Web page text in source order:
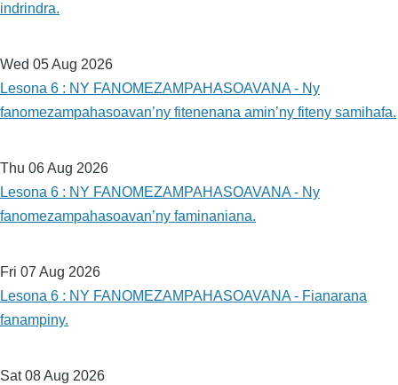
indrindra.
Wed 05 Aug 2026
Lesona 6 : NY FANOMEZAMPAHASOAVANA - Ny
fanomezampahasoavan’ny fitenenana amin’ny fiteny samihafa.
Thu 06 Aug 2026
Lesona 6 : NY FANOMEZAMPAHASOAVANA - Ny
fanomezampahasoavan’ny faminaniana.
Fri 07 Aug 2026
Lesona 6 : NY FANOMEZAMPAHASOAVANA - Fianarana
fanampiny.
Sat 08 Aug 2026